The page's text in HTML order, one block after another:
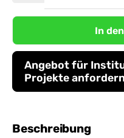
In
Angebot für
Projekte
Beschreibung